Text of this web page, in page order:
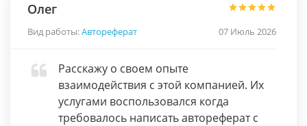
Олег
Вид работы:Автореферат 07 Июль 2026
Расскажу о своем опыте
взаимодействия с этой компанией. Их
услугами воспользовался когда
требовалось написать автореферат с